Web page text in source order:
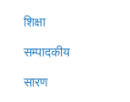
शिक्षा
सम्पादकीय
सारण